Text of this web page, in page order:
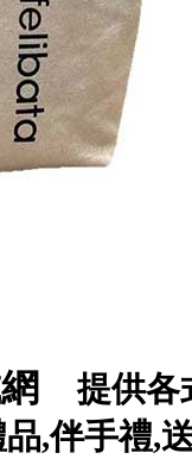
提供各
,伴手禮,